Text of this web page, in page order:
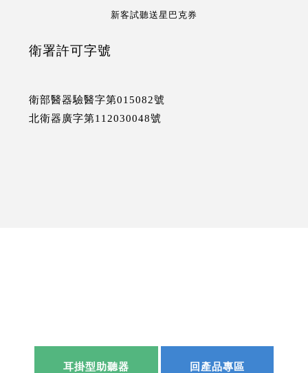
新客試聽送星巴克券
衛署許可字號
衛部醫器驗醫字第015082號
北衛器廣字第112030048號
耳掛型助聽器 回產品專區